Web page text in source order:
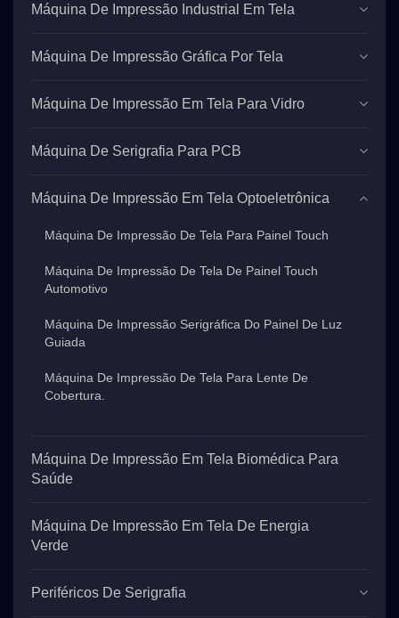
Máquina De Impressão Industrial Em Tela
Máquina De Impressão Gráfica Por Tela
Máquina De Impressão Em Tela Para Vidro
Máquina De Serigrafia Para PCB
Máquina De Impressão Em Tela Optoeletrônica
Máquina De Impressão De Tela Para Painel Touch
Máquina De Impressão De Tela De Painel Touch
Automotivo
Máquina De Impressão Serigráfica Do Painel De Luz
Guiada
Máquina De Impressão De Tela Para Lente De
Cobertura.
Máquina De Impressão Em Tela Biomédica Para
Saúde
Máquina De Impressão Em Tela De Energia
Verde
Periféricos De Serigrafia